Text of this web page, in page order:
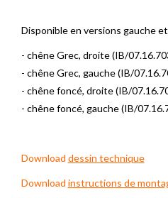
Disponible en versions gauche
- chêne Grec, droite (IB/
- chêne Grec, gauche (IB/
- chêne foncé, droite (IB/
- chêne foncé, gauche (IB/
Download dessin technique
Download instructions de